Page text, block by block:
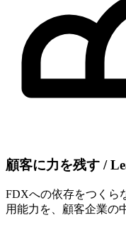
顧客に​力を​残す /
FDXへの依存をつくら
用能力を、顧客企業の